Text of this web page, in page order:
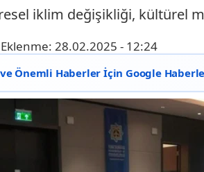
iklim değişikliği, kültürel
Eklenme: 28.02.2025 - 12:24
Önemli Haberler İçin Google